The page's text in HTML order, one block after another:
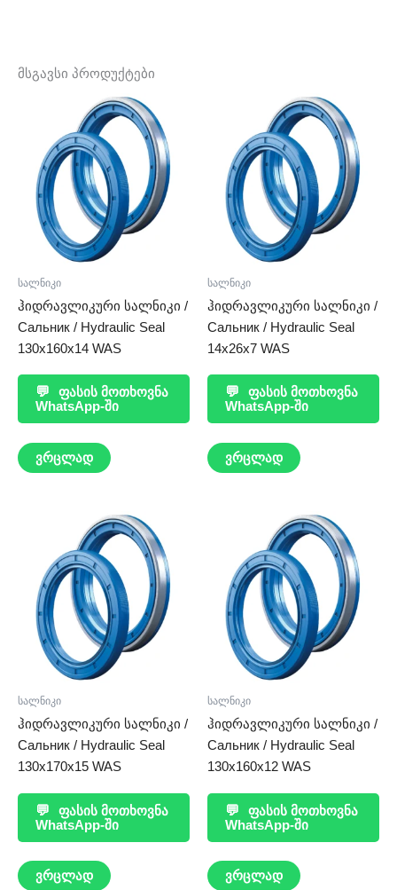
მსგავსი პროდუქტები
სალნიკი
ჰიდრავლიკური სალნიკი /
Сальник / Hydraulic Seal
130x160x14 WAS
💬
ფასის მოთხოვნა
WhatsApp-ში
ვრცლად
სალნიკი
ჰიდრავლიკური სალნიკი /
Сальник / Hydraulic Seal
14x26x7 WAS
💬
ფასის მოთხოვნა
WhatsApp-ში
ვრცლად
სალნიკი
ჰიდრავლიკური სალნიკი /
Сальник / Hydraulic Seal
130x170x15 WAS
💬
ფასის მოთხოვნა
WhatsApp-ში
ვრცლად
სალნიკი
ჰიდრავლიკური სალნიკი /
Сальник / Hydraulic Seal
130x160x12 WAS
💬
ფასის მოთხოვნა
WhatsApp-ში
ვრცლად